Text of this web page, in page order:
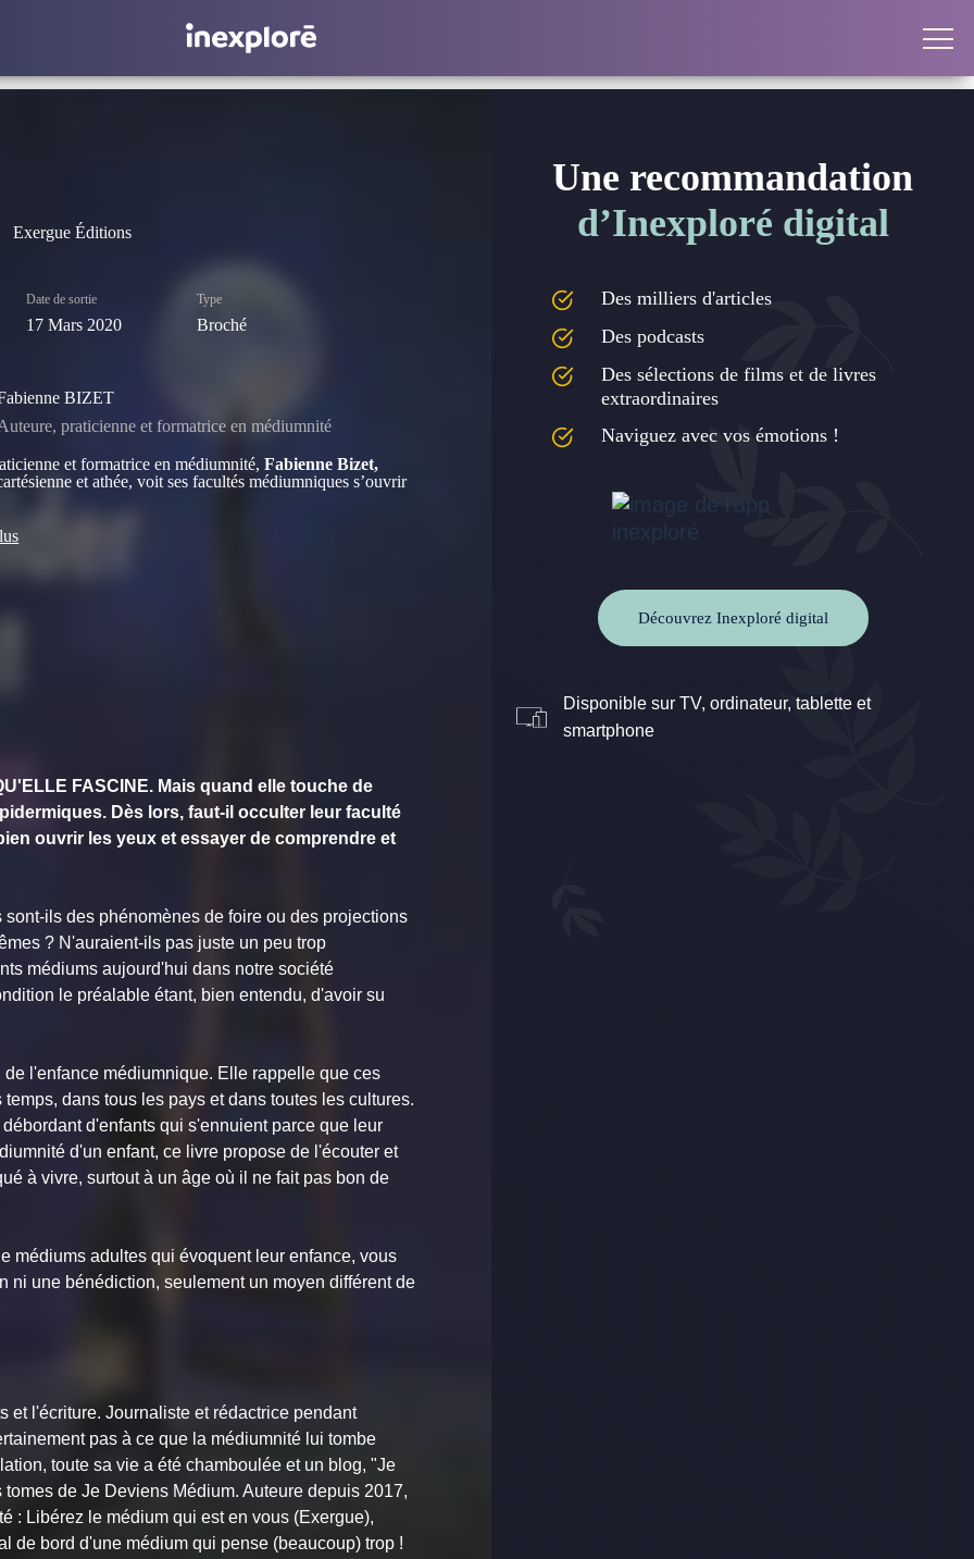
Exergue Éditions
Date de sortie
17 Mars 2020
Type
Broché
BIZET
praticienne et formatrice en médiumnité
et formatrice en médiumnité,Fabienne Bizet,
et athée, voit ses facultés médiumniques s’ouvrir
elle se consacre à démystifier la médiumnité. Son approche
FASCINE. Mais quand elle touche de
Dès lors, faut-il occulter leur faculté
ouvrir les yeux et essayer de comprendre et
ils des phénomènes de foire ou des projections
? N'auraient-ils pas juste un peu trop
médiums aujourd'hui dans notre société
le préalable étant, bien entendu, d'avoir su
l'enfance médiumnique. Elle rappelle que ces
dans tous les pays et dans toutes les cultures.
d'enfants qui s'ennuient parce que leur
d'un enfant, ce livre propose de l'écouter et
à vivre, surtout à un âge où il ne fait pas bon de
médiums adultes qui évoquent leur enfance, vous
une bénédiction, seulement un moyen différent de
et l'écriture. Journaliste et rédactrice pendant
pas à ce que la médiumnité lui tombe
toute sa vie a été chamboulée et un blog, "Je
tomes deJe Deviens Médium. Auteure depuis 2017,
: Libérez le médium qui est en vous (Exergue),
de bord d'une médium qui pense (beaucoup) trop !
Une recommandation
d’Inexploré digital
Des milliers d'articles
Des podcasts
Des sélections de films et de livres
extraordinaires
Naviguez avec vos émotions !
Découvrez Inexploré digital
Disponible sur TV, ordinateur, tablette et
smartphone